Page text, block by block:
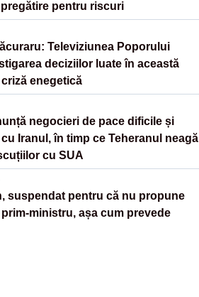
pentru riscuri
Televiziunea Poporului
deciziilor luate în această
enegetică
negocieri de pace dificile și
Iranul, în timp ce Teheranul neagă
cu SUA
suspendat pentru că nu propune
ministru, așa cum prevede